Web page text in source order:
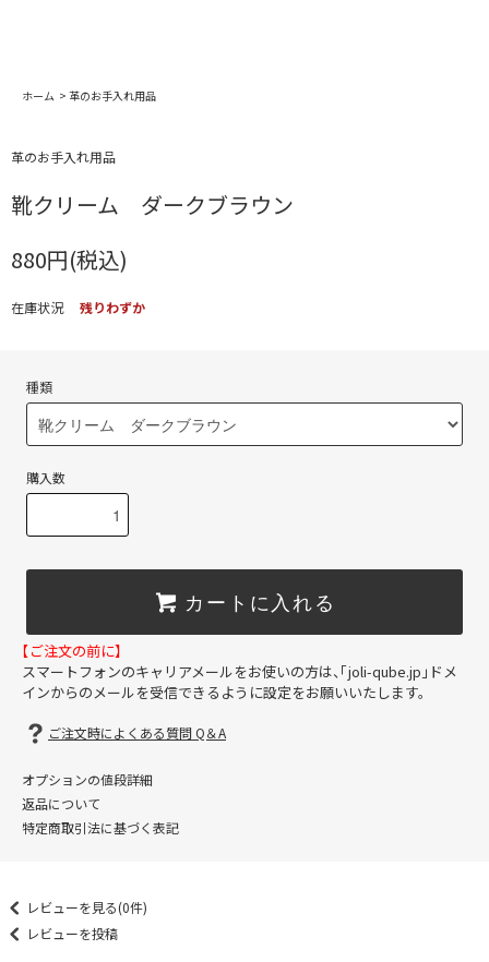
ホーム > 革のお手入れ用品
革のお手入れ用品
靴クリーム ダークブラウン
880円(税込)
在庫状況 残りわずか
種類
購入数
カートに入れる
【ご注文の前に】
スマートフォンのキャリアメールをお使いの方は、「joli-qube.jp」ドメ
インからのメールを受信できるように設定をお願いいたします。
ご注文時によくある質問 Q＆A
オプションの値段詳細
返品について
特定商取引法に基づく表記
レビューを見る(0件)
レビューを投稿